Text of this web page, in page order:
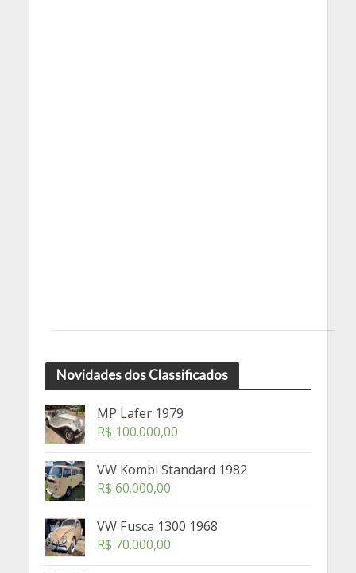
Novidades dos Classificados
MP Lafer 1979
R$ 100.000,00
VW Kombi Standard 1982
R$ 60.000,00
VW Fusca 1300 1968
R$ 70.000,00